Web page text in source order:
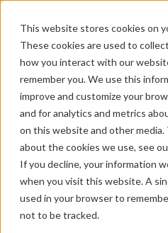
This website stores cookies on
These cookies are used to
how you interact with our
remember you. We use this
improve and customize your
and for analytics and metrics
on this website and other
about the cookies we use, see
If you decline, your information
when you visit this website. A
used in your browser to
not to be tracked.
FAQS
Frequently
questions